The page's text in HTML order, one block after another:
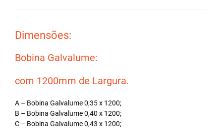
Dimensões:
Bobina Galvalume:
com 1200mm de Largura.
A – Bobina Galvalume 0,35 x 1200;
B – Bobina Galvalume 0,40 x 1200;
C – Bobina Galvalume 0,43 x 1200;